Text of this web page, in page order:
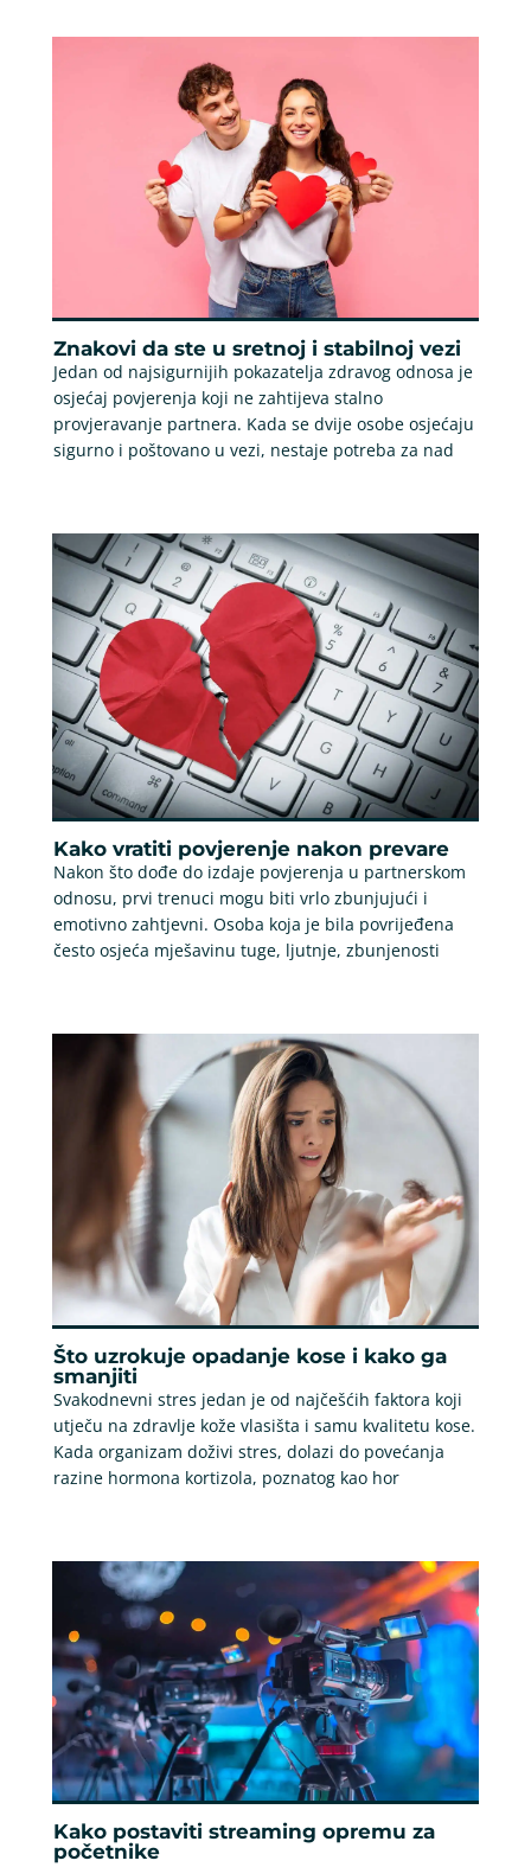
Znakovi da ste u sretnoj i stabilnoj vezi
Jedan od najsigurnijih pokazatelja zdravog odnosa je
osjećaj povjerenja koji ne zahtijeva stalno
provjeravanje partnera. Kada se dvije osobe osjećaju
sigurno i poštovano u vezi, nestaje potreba za nad
Kako vratiti povjerenje nakon prevare
Nakon što dođe do izdaje povjerenja u partnerskom
odnosu, prvi trenuci mogu biti vrlo zbunjujući i
emotivno zahtjevni. Osoba koja je bila povrijeđena
često osjeća mješavinu tuge, ljutnje, zbunjenosti
Što uzrokuje opadanje kose i kako ga
smanjiti
Svakodnevni stres jedan je od najčešćih faktora koji
utječu na zdravlje kože vlasišta i samu kvalitetu kose.
Kada organizam doživi stres, dolazi do povećanja
razine hormona kortizola, poznatog kao hor
Kako postaviti streaming opremu za
početnike